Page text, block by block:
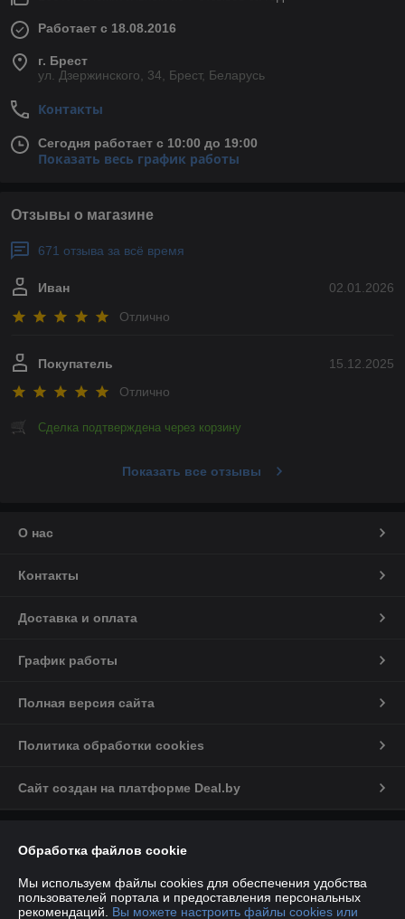
Работает с 18.08.2016
г. Брест
ул. Дзержинского, 34, Брест, Беларусь
Контакты
Сегодня работает с 10:00 до 19:00
Показать весь график работы
Отзывы о магазине
671 отзыва за всё время
02.01.2026
Иван
Отлично
15.12.2025
Покупатель
Отлично
Сделка подтверждена через корзину
Показать все отзывы
О нас
Контакты
Доставка и оплата
График работы
Полная версия сайта
Политика обработки cookies
Сайт создан на платформе Deal.by
224012, РБ, Брестская обл., г. Брест, ул. Дзержинского, д.34, пом.№41
Регистрационный номер ЕГР: 290468380
Обработка файлов cookie
Мы используем файлы cookies для обеспечения удобства
пользователей портала и предоставления персональных
рекомендаций. Вы можете настроить файлы cookies или